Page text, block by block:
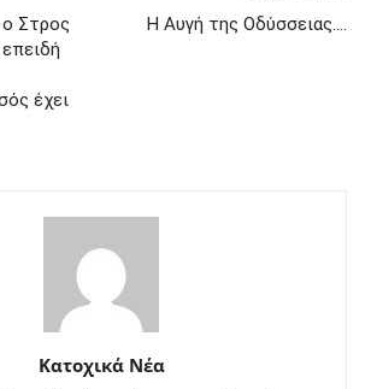
Στρος
έχει
Η Αυγή της Οδύσσειας….
Κατοχικά Νέα